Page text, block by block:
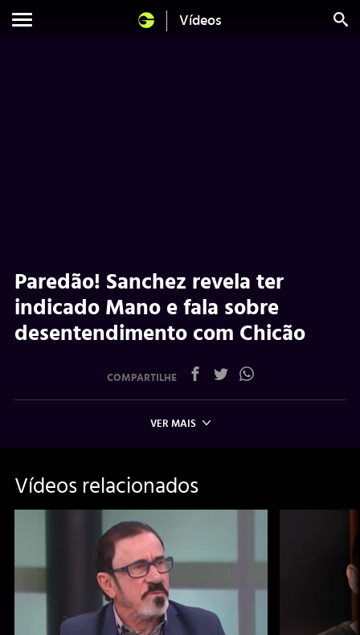
Vídeos
Paredão! Sanchez revela ter
indicado Mano e fala sobre
desentendimento com Chicão
COMPARTILHE
VER MAIS
Vídeos relacionados